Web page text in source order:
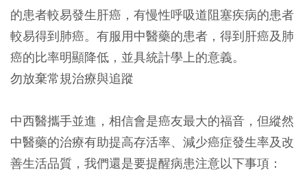
的患者較易發生肝癌，有慢性呼吸道阻塞疾病的患者
較易得到肺癌。有服用中醫藥的患者，得到肝癌及肺
癌的比率明顯降低，並具統計學上的意義。
勿放棄常規治療與追蹤
中西醫攜手並進，相信會是癌友最大的福音，但縱然
中醫藥的治療有助提高存活率、減少癌症發生率及改
善生活品質，我們還是要提醒病患注意以下事項：